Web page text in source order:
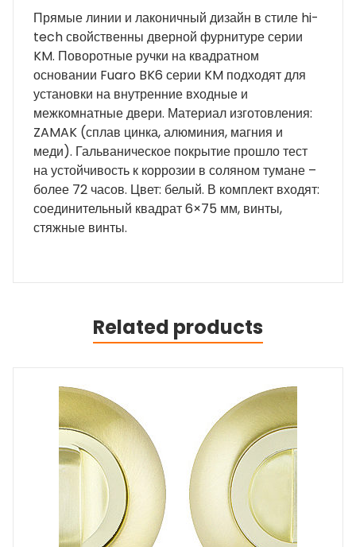
Прямые линии и лаконичный дизайн в стиле hi-
tech свойственны дверной фурнитуре серии
KM. Поворотные ручки на квадратном
основании Fuaro BK6 серии KM подходят для
установки на внутренние входные и
межкомнатные двери. Материал изготовления:
ZAMAK (сплав цинка, алюминия, магния и
меди). Гальваническое покрытие прошло тест
на устойчивость к коррозии в соляном тумане –
более 72 часов. Цвет: белый. В комплект входят:
соединительный квадрат 6×75 мм, винты,
стяжные винты.
Related products